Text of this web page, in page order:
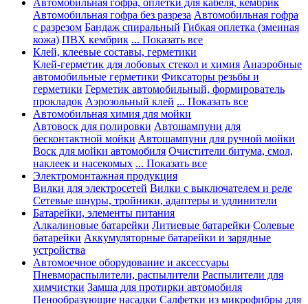
Автомобильная гофра, оплетки для кабеля, кембрик
Автомобильная гофра без разреза Автомобильная гофра
с разрезом Бандаж спиральный Гибкая оплетка (змеиная
кожа) ПВХ кембрик ... Показать все
Клей, клеевые составы, герметики
Клей-герметик для лобовых стекол и химия Анаэробные
автомобильные герметики Фиксаторы резьбы и
герметики Герметик автомобильный, формирователь
прокладок Аэрозольный клей ... Показать все
Автомобильная химия для мойки
Автовоск для полировки Автошампуни для
бесконтактной мойки Автошампуни для ручной мойки
Воск для мойки автомобиля Очистители битума, смол,
наклеек и насекомых ... Показать все
Электромонтажная продукция
Вилки для электросетей Вилки с выключателем и реле
Сетевые шнуры, тройники, адаптеры и удлинители
Батарейки, элементы питания
Алкалиновые батарейки Литиевые батарейки Солевые
батарейки Аккумуляторные батарейки и зарядные
устройства
Автомоечное оборудование и аксессуары
Пневмораспылители, распылители Распылители для
химчистки Замша для протирки автомобиля
Пенообразующие насадки Салфетки из микрофибры для